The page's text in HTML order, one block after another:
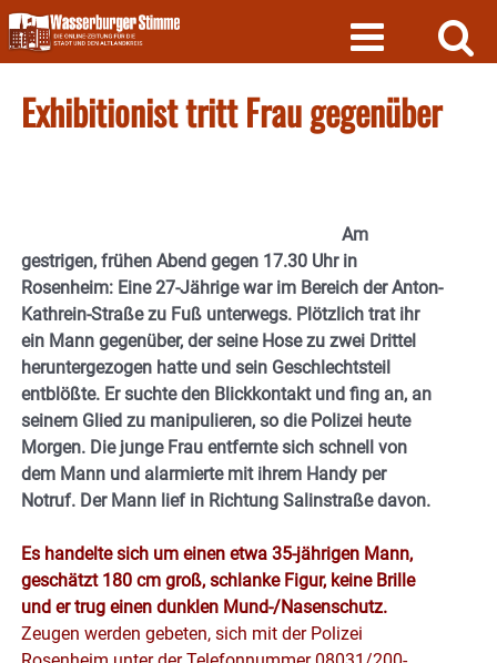
Skip
to
content
Exhibitionist tritt Frau gegenüber
Am
gestrigen, frühen Abend gegen 17.30 Uhr in
Rosenheim: Eine 27-Jährige war im Bereich der Anton-
Kathrein-Straße zu Fuß unterwegs. Plötzlich trat ihr
ein Mann gegenüber, der seine Hose zu zwei Drittel
heruntergezogen hatte und sein Geschlechtsteil
entblößte. Er suchte den Blickkontakt und fing an, an
seinem Glied zu manipulieren, so die Polizei heute
Morgen. Die junge Frau entfernte sich schnell von
dem Mann und alarmierte mit ihrem Handy per
Notruf. Der Mann lief in Richtung Salinstraße davon.
Es handelte sich um einen etwa 35-jährigen Mann,
geschätzt 180 cm groß, schlanke Figur, keine Brille
und er trug einen dunklen Mund-/Nasenschutz.
Zeugen werden gebeten, sich mit der Polizei